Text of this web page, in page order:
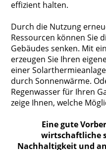
effizient halten.
Durch die Nutzung
Ressourcen können Sie
Gebäudes senken. Mit
erzeugen Sie Ihren
einer
durch Sonnenwärme.
Regenwasser für Ihren
zeige Ihnen, welche
Eine gute
wirtschaftliche
Nachhaltigkeit und